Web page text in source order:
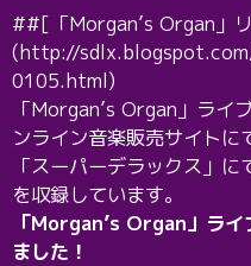
##[「Morgan’s Organ」
(http://
0105.html)
「Morgan’s Organ」ラ
ンライン音楽販売サイト
「スーパーデラックス」
を収録しています。
「Morgan’s Organ」ラ
ました！